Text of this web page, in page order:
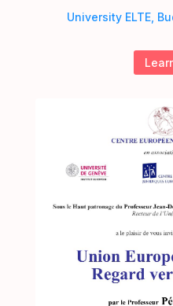
University ELTE,